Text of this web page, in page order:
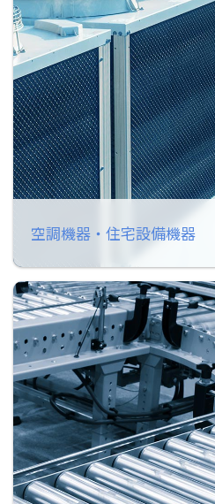
空調機器・住宅設備機器